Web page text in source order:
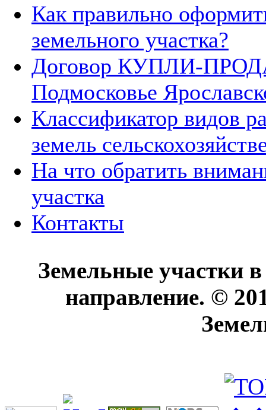
Как правильно
земельного участка?
Договор КУПЛИ-
Подмосковье
Классификатор видов
земель
На что обратить
участка
Контакты
Земельные участки
направление. ©